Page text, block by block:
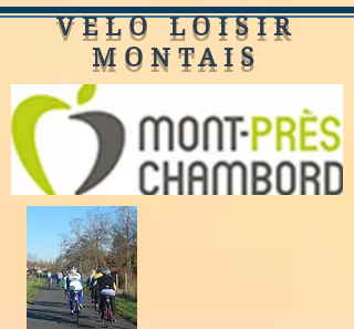
VELO LOISIR
MONTAIS